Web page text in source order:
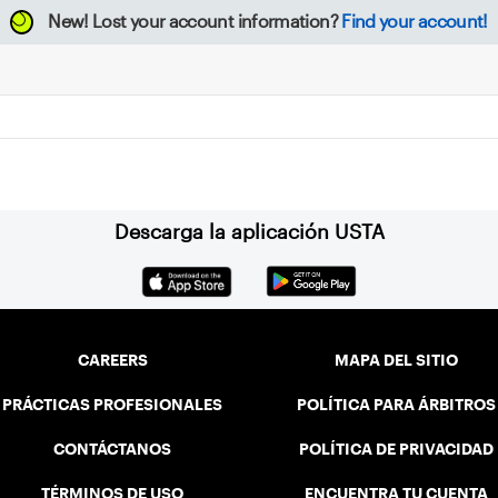
New! Lost your account information? Find your account!
Descarga la aplicación USTA
CAREERS
PRÁCTICAS PROFESIONALES
CONTÁCTANOS
TÉRMINOS DE USO
MAPA DEL SITIO
POLÍTICA PARA ÁRBITROS
POLÍTICA DE PRIVACIDAD
ENCUENTRA TU CUENTA